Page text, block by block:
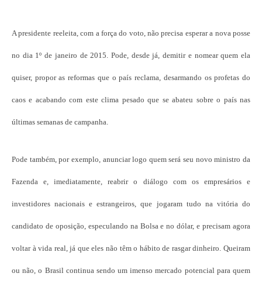
A presidente reeleita, com a força do voto, não precisa esperar a nova posse
no dia 1º de janeiro de 2015. Pode, desde já, demitir e nomear quem ela
quiser, propor as reformas que o país reclama, desarmando os profetas do
caos e acabando com este clima pesado que se abateu sobre o país nas
últimas semanas de campanha.
Pode também, por exemplo, anunciar logo quem será seu novo ministro da
Fazenda e, imediatamente, reabrir o diálogo com os empresários e
investidores nacionais e estrangeiros, que jogaram tudo na vitória do
candidato de oposição, especulando na Bolsa e no dólar, e precisam agora
voltar à vida real, já que eles não têm o hábito de rasgar dinheiro. Queiram
ou não, o Brasil continua sendo um imenso mercado potencial para quem